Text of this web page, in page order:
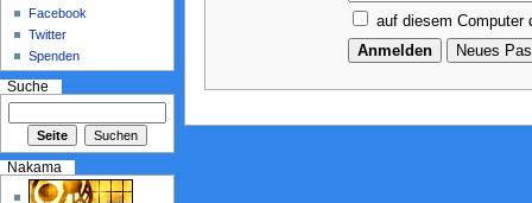
auf diesem Computer
Facebook
Twitter
Spenden
Suche
Nakama